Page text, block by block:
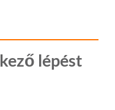
lépést